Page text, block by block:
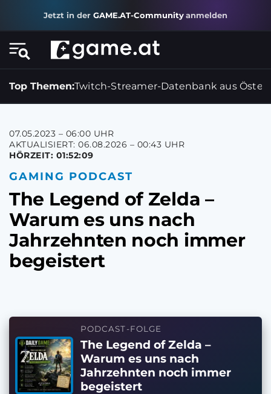
Jetzt in der GAME.AT-Community anmelden
Top Themen:Twitch-Streamer-Datenbank aus
07.05.2023 – 06:00 UHR
AKTUALISIERT: 06.08.2026 – 00:43 UHR
HÖRZEIT: 01:52:09
GAMING PODCAST
The Legend of Zelda –
Warum es uns nach
Jahrzehnten noch immer
begeistert
PODCAST-FOLGE
The Legend of Zelda –
Warum es uns nach
Jahrzehnten noch immer
begeistert